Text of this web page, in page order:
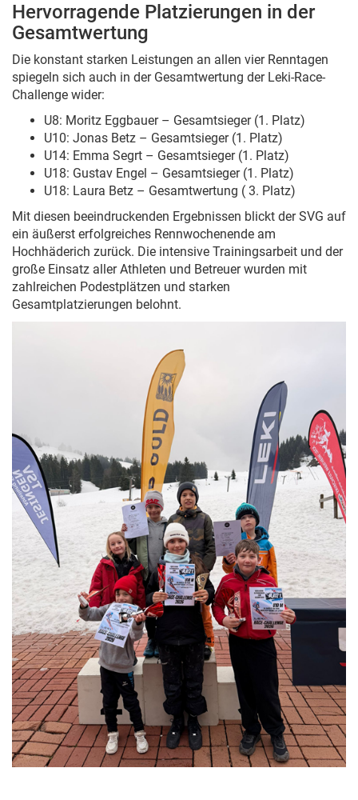
Hervorragende Platzierungen in der
Gesamtwertung
Die konstant starken Leistungen an allen vier Renntagen
spiegeln sich auch in der Gesamtwertung der Leki-Race-
Challenge wider:
U8: Moritz Eggbauer – Gesamtsieger (1. Platz)
U10: Jonas Betz – Gesamtsieger (1. Platz)
U14: Emma Segrt – Gesamtsieger (1. Platz)
U18: Gustav Engel – Gesamtsieger (1. Platz)
U18: Laura Betz – Gesamtwertung ( 3. Platz)
Mit diesen beeindruckenden Ergebnissen blickt der SVG auf
ein äußerst erfolgreiches Rennwochenende am
Hochhäderich zurück. Die intensive Trainingsarbeit und der
große Einsatz aller Athleten und Betreuer wurden mit
zahlreichen Podestplätzen und starken
Gesamtplatzierungen belohnt.